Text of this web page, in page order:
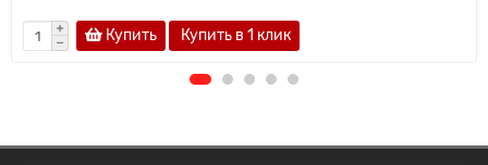
Купить Купить в 1 клик